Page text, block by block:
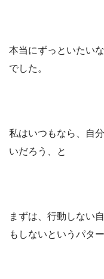
本当にずっといたい
でした。
私はいつもなら、自
いだろう、と
まずは、行動しない
もしないというパタ